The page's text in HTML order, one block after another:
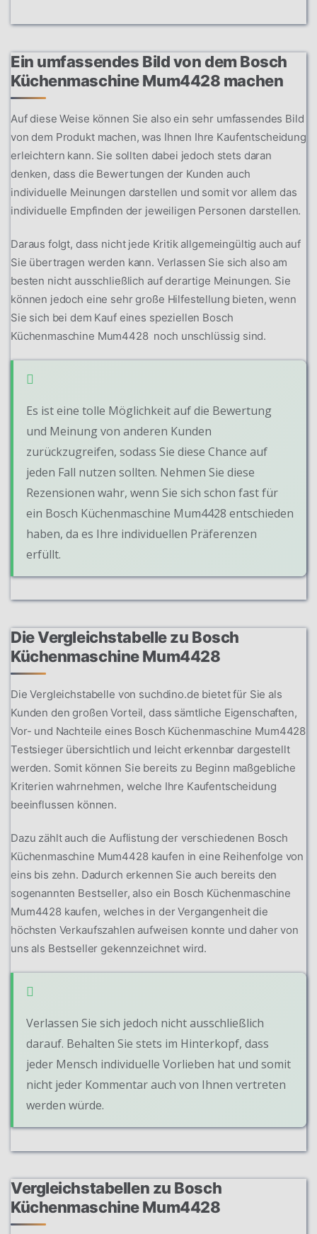
Ein umfassendes Bild von dem Bosch
Küchenmaschine Mum4428 machen
Auf diese Weise können Sie also ein sehr umfassendes Bild
von dem Produkt machen, was Ihnen Ihre Kaufentscheidung
erleichtern kann. Sie sollten dabei jedoch stets daran
denken, dass die Bewertungen der Kunden auch
individuelle Meinungen darstellen und somit vor allem das
individuelle Empfinden der jeweiligen Personen darstellen.
Daraus folgt, dass nicht jede Kritik allgemeingültig auch auf
Sie übertragen werden kann. Verlassen Sie sich also am
besten nicht ausschließlich auf derartige Meinungen. Sie
können jedoch eine sehr große Hilfestellung bieten, wenn
Sie sich bei dem Kauf eines speziellen Bosch
Küchenmaschine Mum4428 noch unschlüssig sind.
Es ist eine tolle Möglichkeit auf die Bewertung
und Meinung von anderen Kunden
zurückzugreifen, sodass Sie diese Chance auf
jeden Fall nutzen sollten. Nehmen Sie diese
Rezensionen wahr, wenn Sie sich schon fast für
ein Bosch Küchenmaschine Mum4428 entschieden
haben, da es Ihre individuellen Präferenzen
erfüllt.
Die Vergleichstabelle zu Bosch
Küchenmaschine Mum4428
Die Vergleichstabelle von suchdino.de bietet für Sie als
Kunden den großen Vorteil, dass sämtliche Eigenschaften,
Vor- und Nachteile eines Bosch Küchenmaschine Mum4428
Testsieger übersichtlich und leicht erkennbar dargestellt
werden. Somit können Sie bereits zu Beginn maßgebliche
Kriterien wahrnehmen, welche Ihre Kaufentscheidung
beeinflussen können.
Dazu zählt auch die Auflistung der verschiedenen Bosch
Küchenmaschine Mum4428 kaufen in eine Reihenfolge von
eins bis zehn. Dadurch erkennen Sie auch bereits den
sogenannten Bestseller, also ein Bosch Küchenmaschine
Mum4428 kaufen, welches in der Vergangenheit die
höchsten Verkaufszahlen aufweisen konnte und daher von
uns als Bestseller gekennzeichnet wird.
Verlassen Sie sich jedoch nicht ausschließlich
darauf. Behalten Sie stets im Hinterkopf, dass
jeder Mensch individuelle Vorlieben hat und somit
nicht jeder Kommentar auch von Ihnen vertreten
werden würde.
Vergleichstabellen zu Bosch
Küchenmaschine Mum4428